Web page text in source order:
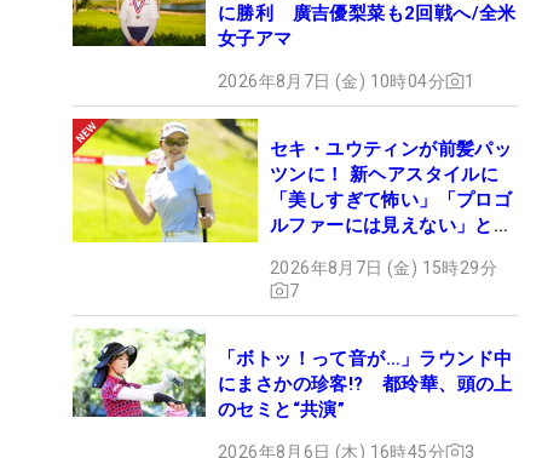
に勝利 廣吉優梨菜も2回戦へ/全米
女子アマ
2026年8月7日 (金) 10時04分 1
セキ・ユウティンが前髪パッ
ツンに！ 新ヘアスタイルに
「美しすぎて怖い」「プロゴ
ルファーには見えない」とコ
2026年8月7日 (金) 15時29分
7
「ボトッ！って音が…」ラウンド中
にまさかの珍客!? 都玲華、頭の上
のセミと“共演”
2026年8月6日 (木) 16時45分 3